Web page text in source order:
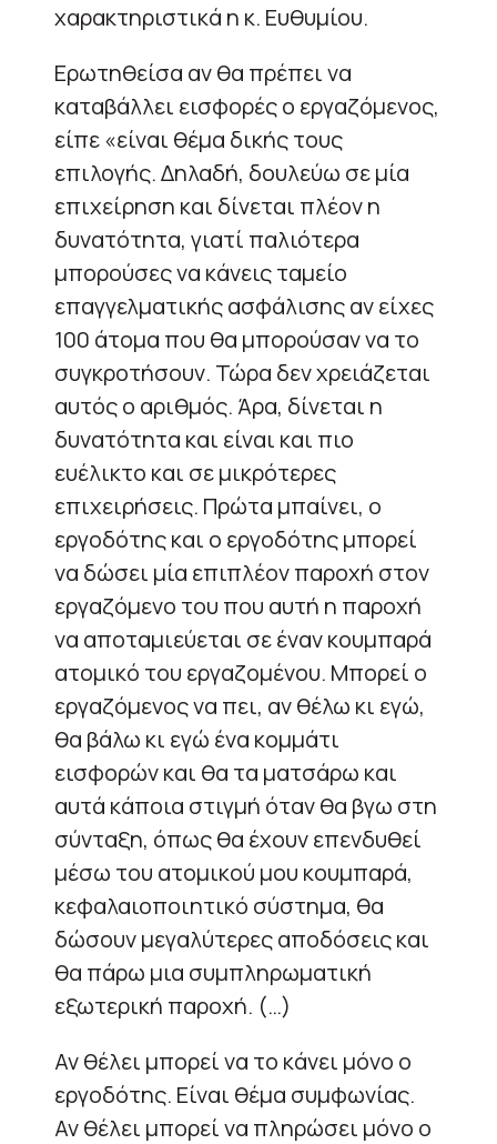
χαρακτηριστικά η κ. Ευθυμίου.
Ερωτηθείσα αν θα πρέπει να
καταβάλλει εισφορές ο εργαζόμενος,
είπε «είναι θέμα δικής τους
επιλογής. Δηλαδή, δουλεύω σε μία
επιχείρηση και δίνεται πλέον η
δυνατότητα, γιατί παλιότερα
μπορούσες να κάνεις ταμείο
επαγγελματικής ασφάλισης αν είχες
100 άτομα που θα μπορούσαν να το
συγκροτήσουν. Τώρα δεν χρειάζεται
αυτός ο αριθμός. Άρα, δίνεται η
δυνατότητα και είναι και πιο
ευέλικτο και σε μικρότερες
επιχειρήσεις. Πρώτα μπαίνει, ο
εργοδότης και ο εργοδότης μπορεί
να δώσει μία επιπλέον παροχή στον
εργαζόμενο του που αυτή η παροχή
να αποταμιεύεται σε έναν κουμπαρά
ατομικό του εργαζομένου. Μπορεί ο
εργαζόμενος να πει, αν θέλω κι εγώ,
θα βάλω κι εγώ ένα κομμάτι
εισφορών και θα τα ματσάρω και
αυτά κάποια στιγμή όταν θα βγω στη
σύνταξη, όπως θα έχουν επενδυθεί
μέσω του ατομικού μου κουμπαρά,
κεφαλαιοποιητικό σύστημα, θα
δώσουν μεγαλύτερες αποδόσεις και
θα πάρω μια συμπληρωματική
εξωτερική παροχή. (…)
Αν θέλει μπορεί να το κάνει μόνο ο
εργοδότης. Είναι θέμα συμφωνίας.
Αν θέλει μπορεί να πληρώσει μόνο ο